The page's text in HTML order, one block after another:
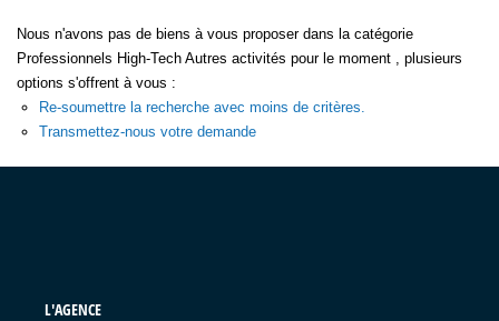
NOTRE AGENCE
CONTACT
Budget max Plus de critères
Nous n'avons pas de biens à vous proposer dans la catégorie
Professionnels High-Tech Autres activités pour le moment , plusieurs
options s'offrent à vous :
Re-soumettre la recherche avec moins de critères.
Transmettez-nous votre demande
L'AGENCE